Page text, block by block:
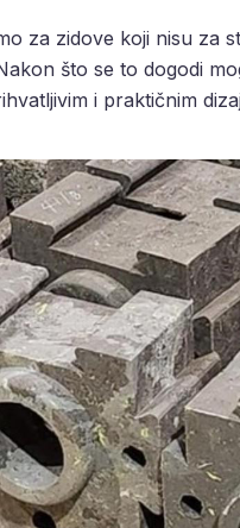
za zidove koji nisu za
što se to dogodi
i praktičnim